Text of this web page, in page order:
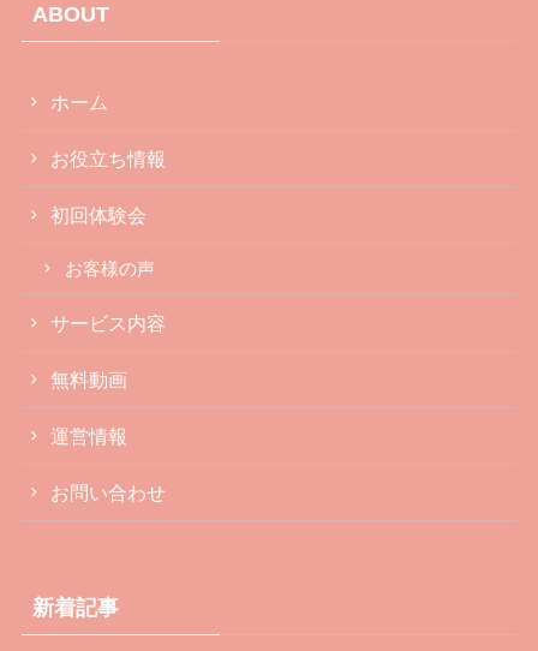
ABOUT
ホーム
お役立ち情報
初回体験会
お客様の声
サービス内容
無料動画
運営情報
お問い合わせ
新着記事